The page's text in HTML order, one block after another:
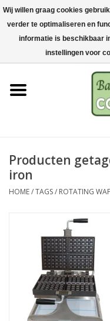
Home
Bak-& kookgerei
Machines & onderdelen
Chocolade & ijsbereiding
Hygiëne & opslag
Producten
iron
HOME/TAGS/ ROTATING
Wij willen graag cookies
verder te optimaliseren en
informatie is beschikbaar
instellingen voor